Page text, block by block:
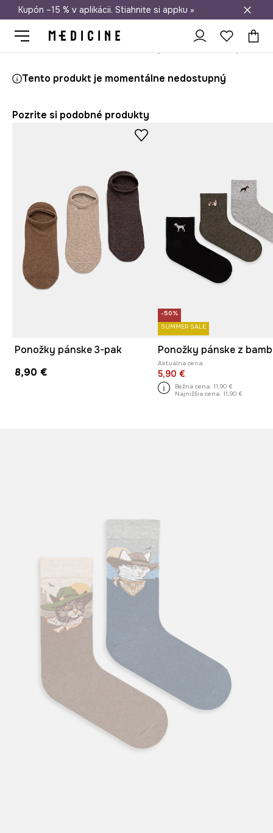
Doprava zadarmo od 50 €
Kupón –15 % v aplikácii. Stiahnite si appku »
Tento produkt je momentálne nedostupný
Pozrite si podobné produkty
Ponožky pánske 3-pak
8,90 €
-50%
SUMMER SALE
Aktuálna cena:
5,90 €
Bežná cena: 11,90 €
Najnižšia cena: 11,90 €